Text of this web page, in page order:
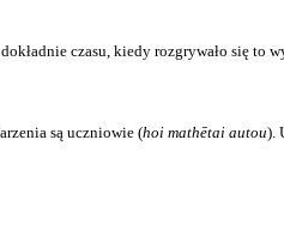
czasu, kiedy rozgrywało się to
są uczniowie (hoi mathētai autou).